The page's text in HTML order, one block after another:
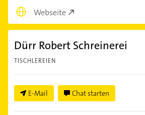
Webseite
Dürr Robert Schreinerei
TISCHLEREIEN
E-Mail Chat starten